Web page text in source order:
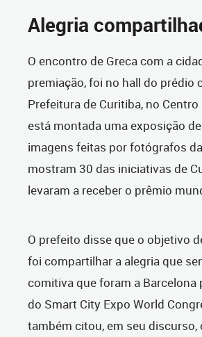
Alegria
O encontro de Greca com a
premiação, foi no hall do prédio
Prefeitura de Curitiba, no
está montada uma exposição
imagens feitas por fotógrafos
mostram 30 das iniciativas de
levaram a receber o prêmio
O prefeito disse que o objetivo
foi compartilhar a alegria que
comitiva que foram a Barcelona
do Smart City Expo World
também citou, em seu